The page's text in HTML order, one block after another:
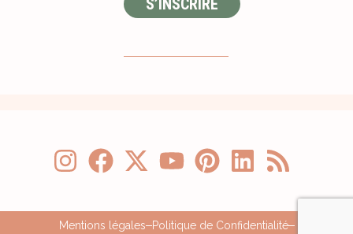
Mentions légales Politique de Confidentialité